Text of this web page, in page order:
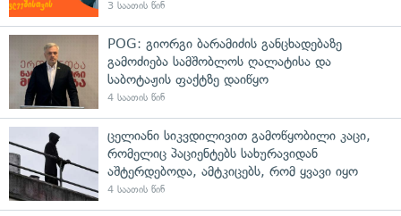
3 საათის წინ
POG: გიორგი ბარამიძის განცხადებაზე
გამოძიება სამშობლოს ღალატისა და
საბოტაჟის ფაქტზე დაიწყო
4 საათის წინ
ცელიანი სიკვდილივით გამოწყობილი კაცი,
რომელიც პაციენტებს სახურავიდან
აშტერდებოდა, ამტკიცებს, რომ ყვავი იყო
4 საათის წინ